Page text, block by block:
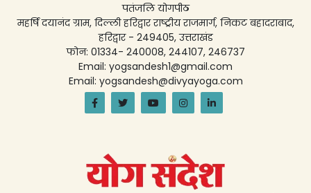
पतंजलि योगपीठ
महर्षि दयानंद ग्राम, दिल्ली हरिद्वार राष्ट्रीय राजमार्ग, निकट बहादराबाद,
हरिद्वार - 249405, उत्तराखंड
फोन: 01334- 240008, 244107, 246737
Email: yogsandesh1@gmail.com
Email: yogsandesh@divyayoga.com